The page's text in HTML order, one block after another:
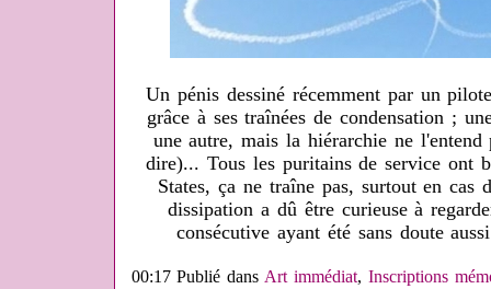
Un pénis dessiné récemment par un
grâce à ses traînées de condensation ;
une autre, mais la hiérarchie ne
dire)... Tous les puritains de service ont
States, ça ne traîne pas, surtout en cas
dissipation a dû être curieuse à
consécutive ayant été sans doute
00:17 Publié dansArt immédiat, Inscriptions